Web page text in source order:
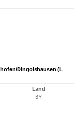
Dingolshausen (L
Land
BY